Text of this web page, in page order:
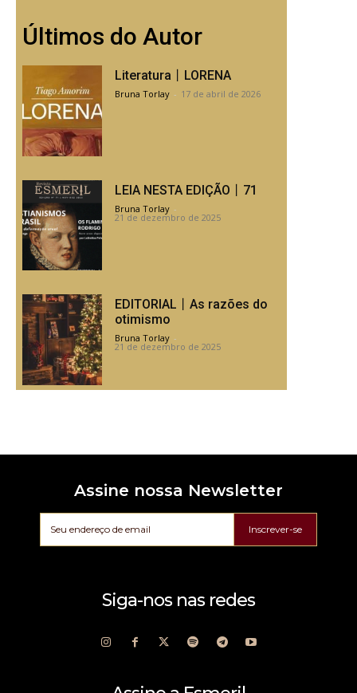
Últimos do Autor
Literatura丨LORENA
Bruna Torlay - 17 de abril de 2026
LEIA NESTA EDIÇÃO丨71
Bruna Torlay -
21 de dezembro de 2025
EDITORIAL丨As razões do
otimismo
Bruna Torlay -
21 de dezembro de 2025
Assine nossa Newsletter
Inscrever-se
Siga-nos nas redes